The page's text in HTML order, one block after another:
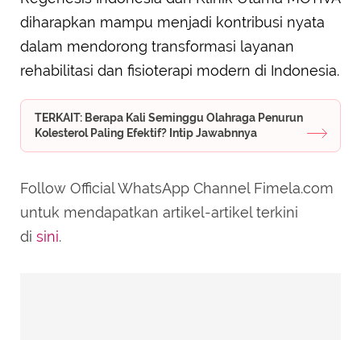
diharapkan mampu menjadi kontribusi nyata
dalam mendorong transformasi layanan
rehabilitasi dan fisioterapi modern di Indonesia.
TERKAIT: Berapa Kali Seminggu Olahraga Penurun
Kolesterol Paling Efektif? Intip Jawabnnya
Follow Official WhatsApp Channel Fimela.com
untuk mendapatkan artikel-artikel terkini
di sini.